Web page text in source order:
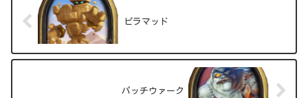
ピラマッド
パッチウァーク